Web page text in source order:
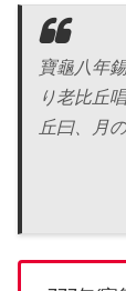
寶龜八年
り老比丘
丘曰、月